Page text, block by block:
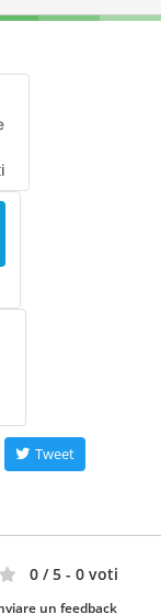
Tweet
0 / 5 - 0 voti
un feedback